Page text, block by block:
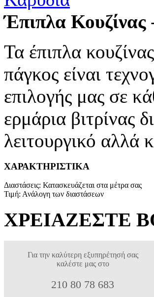
Έπιπλα Κουζίνας
Τα έπιπλα
πάγκος είναι
επιλογής μας σε
ερμάρια βιτρίνας
λειτουργικό αλλά
ΧΑΡΑΚΤΗΡΙΣΤΙΚΑ
Διαστάσεις: Κατασκευάζεται στα μέτρα σας
Τιμή: Ανάλογη των διαστάσεων
ΧΡΕΙΑΖΕΣΤΕ
Για την καλύτερη εξυπηρέτησή σας
καλέστε μας στο
210 80 78 683